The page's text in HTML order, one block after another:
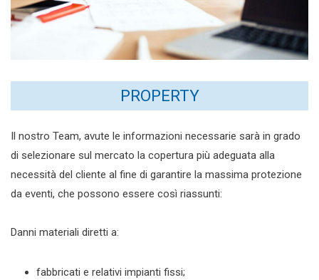
PROPERTY
Il nostro Team, avute le informazioni necessarie sarà in grado
di selezionare sul mercato la copertura più adeguata alla
necessità del cliente al fine di garantire la massima protezione
da eventi, che possono essere così riassunti:
Danni materiali diretti a:
fabbricati e relativi impianti fissi;